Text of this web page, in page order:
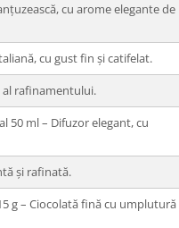
cu arome elegante de
cu gust fin și catifelat.
al rafinamentului.
50 ml – Difuzor elegant, cu
și rafinată.
g – Ciocolată fină cu umplutură